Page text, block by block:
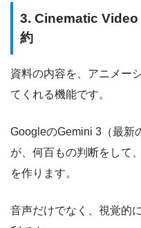
3. Cinematic Video
約
資料の内容を、アニメー
てくれる機能です。
GoogleのGemini 3（最新
が、何百もの判断をして
を作ります。
音声だけでなく、視覚的